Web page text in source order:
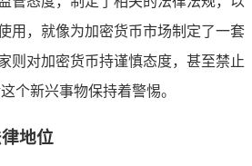
用，就像为加密货币市场制定了一套
则对加密货币持谨慎态度，甚至禁止
个新兴事物保持着警惕。
律地位